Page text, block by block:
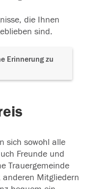
die Ihnen
sind.
Erinnerung zu
sich sowohl alle
Freunde und
Trauergemeinde
Mitgliedern